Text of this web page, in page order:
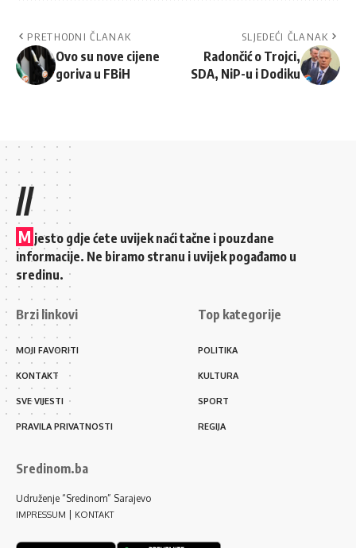
PRETHODNI ČLANAK
Ovo su nove cijene
goriva u FBiH
SLJEDEĆI ČLANAK
Radončić o Trojci,
SDA, NiP-u i Dodiku
//
M jesto gdje ćete uvijek naći tačne i pouzdane
informacije. Ne biramo stranu i uvijek pogađamo u
sredinu.
Brzi linkovi
MOJI FAVORITI
KONTAKT
SVE VIJESTI
PRAVILA PRIVATNOSTI
Top kategorije
POLITIKA
KULTURA
SPORT
REGIJA
Sredinom.ba
Udruženje “Sredinom” Sarajevo
IMPRESSUM | KONTAKT